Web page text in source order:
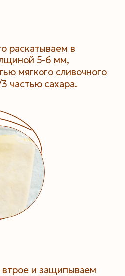
раскатываем в
5-6 мм,
мягкого сливочного
частью сахара.
и защипываем